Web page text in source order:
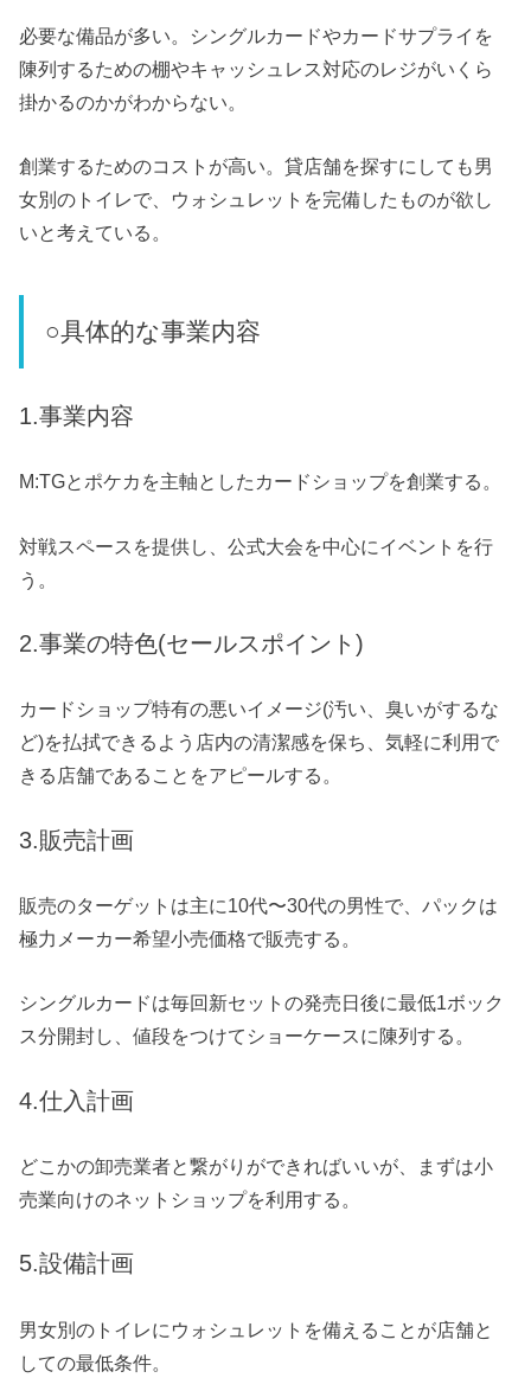
必要な備品が多い。シングルカードやカードサプライを
陳列するための棚やキャッシュレス対応のレジがいくら
掛かるのかがわからない。
創業するためのコストが高い。貸店舗を探すにしても男
女別のトイレで、ウォシュレットを完備したものが欲し
いと考えている。
○具体的な事業内容
1.事業内容
M:TGとポケカを主軸としたカードショップを創業する。
対戦スペースを提供し、公式大会を中心にイベントを行
う。
2.事業の特色(セールスポイント)
カードショップ特有の悪いイメージ(汚い、臭いがするな
ど)を払拭できるよう店内の清潔感を保ち、気軽に利用で
きる店舗であることをアピールする。
3.販売計画
販売のターゲットは主に10代〜30代の男性で、パックは
極力メーカー希望小売価格で販売する。
シングルカードは毎回新セットの発売日後に最低1ボック
ス分開封し、値段をつけてショーケースに陳列する。
4.仕入計画
どこかの卸売業者と繋がりができればいいが、まずは小
売業向けのネットショップを利用する。
5.設備計画
男女別のトイレにウォシュレットを備えることが店舗と
しての最低条件。